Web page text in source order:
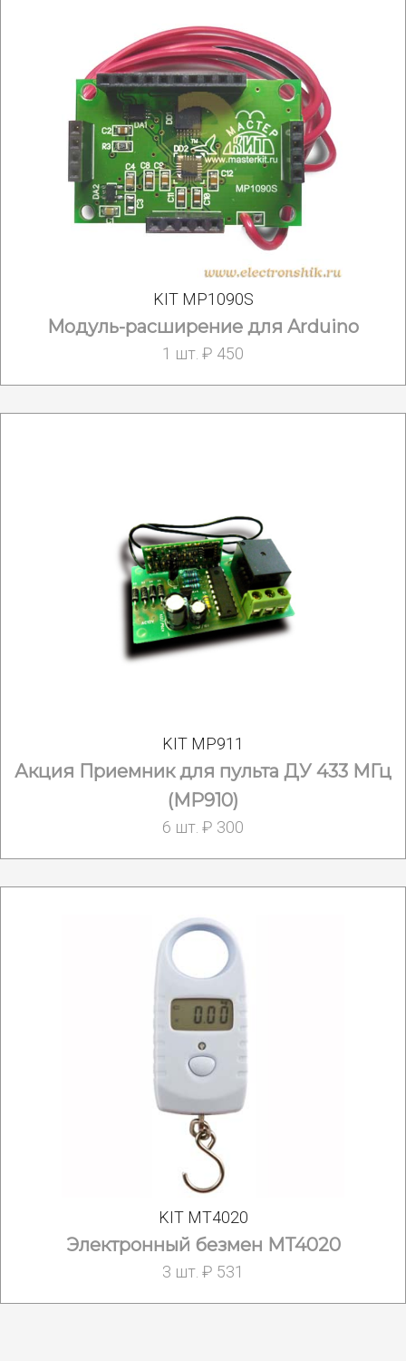
KIT MP1090S
Модуль-расширение для Arduino
1 шт. ₽ 450
KIT MP911
Акция Приемник для пульта ДУ 433 МГц
(MP910)
6 шт. ₽ 300
KIT MT4020
Электронный безмен MT4020
3 шт. ₽ 531